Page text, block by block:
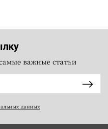
важные статьи
данных